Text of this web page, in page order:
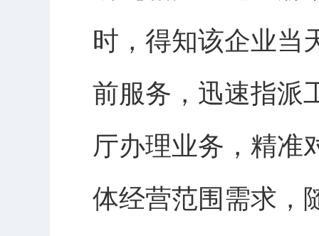
时，得知该企业当
前服务，迅速指派
厅办理业务，精准
体经营范围需求，